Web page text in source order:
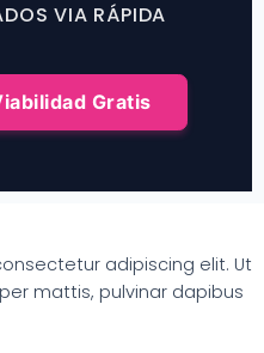
VIA RÁPIDA
Gratis
adipiscing elit. Ut
mattis, pulvinar dapibus